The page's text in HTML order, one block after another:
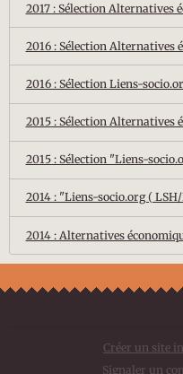
2017 : Sélection Alternatives
2016 : Sélection Alternatives
2016 : Sélection Liens-
2015 : Sélection Alternatives
2015 : Sélection "Liens-
2014 : "Liens-socio.org (
2014 : Alternatives
Créer un site
Signaler un